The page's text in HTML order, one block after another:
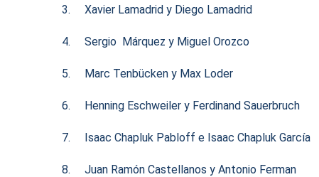
3. Xavier Lamadrid y Diego Lamadrid
4. Sergio Márquez y Miguel Orozco
5. Marc Tenbücken y Max Loder
6. Henning Eschweiler y Ferdinand Sauerbruch
7. Isaac Chapluk Pabloff e Isaac Chapluk García
8. Juan Ramón Castellanos y Antonio Ferman